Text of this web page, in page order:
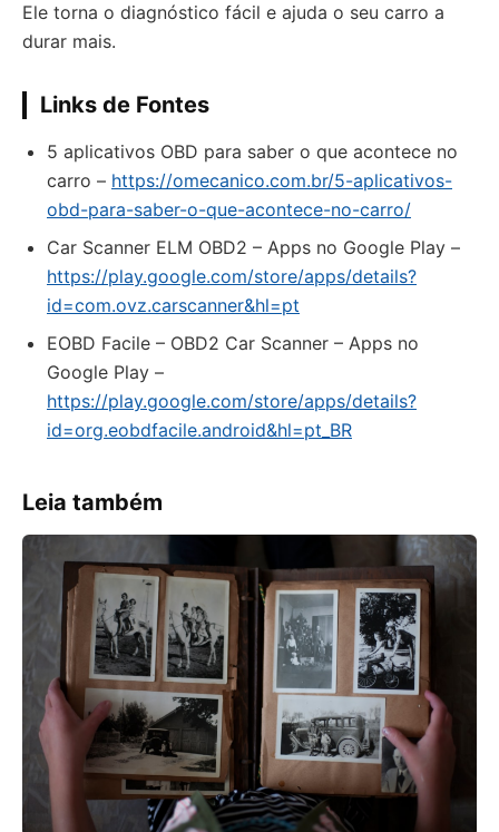
Ele torna o diagnóstico fácil e ajuda o seu carro a
durar mais.
Links de Fontes
5 aplicativos OBD para saber o que acontece no
carro – https://omecanico.com.br/5-aplicativos-
obd-para-saber-o-que-acontece-no-carro/
Car Scanner ELM OBD2 – Apps no Google Play –
https://play.google.com/store/apps/details?
id=com.ovz.carscanner&hl=pt
EOBD Facile – OBD2 Car Scanner – Apps no
Google Play –
https://play.google.com/store/apps/details?
id=org.eobdfacile.android&hl=pt_BR
Leia também